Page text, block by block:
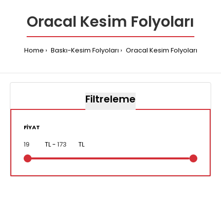
Oracal Kesim Folyoları
Home Baskı-Kesim Folyoları Oracal Kesim Folyoları
Filtreleme
FIYAT
TL - TL